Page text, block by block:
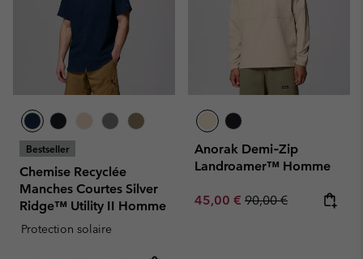
Bestseller
Chemise Recyclée
Manches Courtes Silver
Ridge™ Utility II Homme
Protection solaire
Anorak Demi‑Zip
Landroamer™ Homme
Sale price:
45,00 € Regular price:
90,00 €